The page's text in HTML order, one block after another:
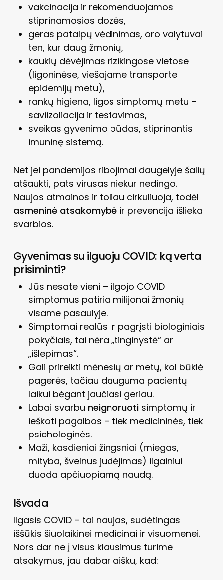
vakcinacija ir rekomenduojamos
stiprinamosios dozės,
geras patalpų vėdinimas, oro valytuvai
ten, kur daug žmonių,
kaukių dėvėjimas rizikingose vietose
(ligoninėse, viešajame transporte
epidemijų metu),
rankų higiena, ligos simptomų metu –
saviizoliacija ir testavimas,
sveikas gyvenimo būdas, stiprinantis
imuninę sistemą.
Net jei pandemijos ribojimai daugelyje šalių
atšaukti, pats virusas niekur nedingo.
Naujos atmainos ir toliau cirkuliuoja, todėl
asmeninė atsakomybėir prevencija išlieka
svarbios.
Gyvenimas su ilguoju COVID: ką verta
prisiminti?
Jūs nesate vieni – ilgojo COVID
simptomus patiria milijonai žmonių
visame pasaulyje.
Simptomai realūs ir pagrįsti biologiniais
pokyčiais, tai nėra „tinginystė“ ar
„išlepimas“.
Gali prireikti mėnesių ar metų, kol būklė
pagerės, tačiau dauguma pacientų
laikui bėgant jaučiasi geriau.
Labai svarbu neignoruotisimptomų ir
ieškoti pagalbos – tiek medicininės, tiek
psichologinės.
Maži, kasdieniai žingsniai (miegas,
mityba, švelnus judėjimas) ilgainiui
duoda apčiuopiamą naudą.
Išvada
Ilgasis COVID – tai naujas, sudėtingas
iššūkis šiuolaikinei medicinai ir visuomenei.
Nors dar ne į visus klausimus turime
atsakymus, jau dabar aišku, kad: